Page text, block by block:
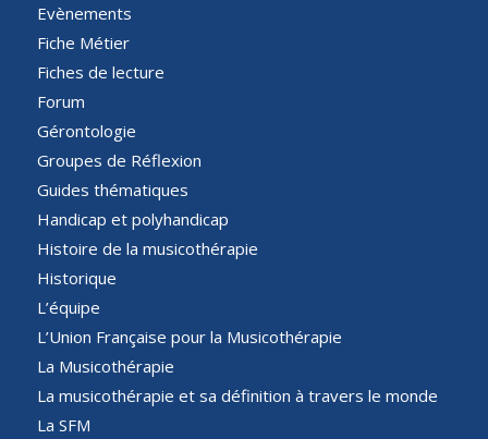
Evènements
Fiche Métier
Fiches de lecture
Forum
Gérontologie
Groupes de Réflexion
Guides thématiques
Handicap et polyhandicap
Histoire de la musicothérapie
Historique
L’équipe
L’Union Française pour la Musicothérapie
La Musicothérapie
La musicothérapie et sa définition à travers le monde
La SFM